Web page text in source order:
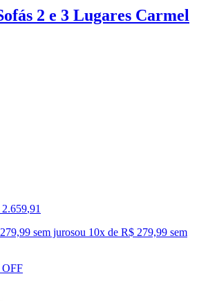
2 e 3 Lugares Carmel
2.659,91
sem jurosou 10x de R$ 279,99 sem
OFF